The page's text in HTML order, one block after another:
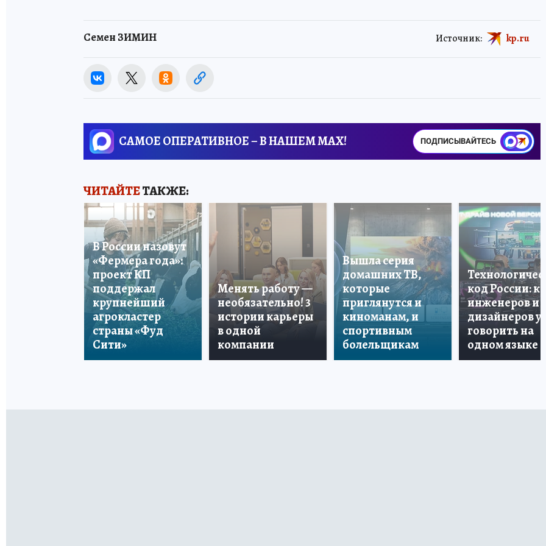
Семен ЗИМИН Источник: kp.ru
САМОЕ ОПЕРАТИВНОЕ – В НАШЕМ MAX! ПОДПИСЫВАЙТЕСЬ
ЧИТАЙТЕТАКЖЕ:
В России назовут
«Фермера года»:
проект КП
поддержал
крупнейший
агрокластер
страны «Фуд
Сити»
Менять работу —
необязательно! 3
истории карьеры
в одной
компании
Вышла серия
домашних ТВ,
которые
приглянутся и
киноманам, и
спортивным
болельщикам
код России: как
инженеров и
дизайнеров
говорить на
одном языке